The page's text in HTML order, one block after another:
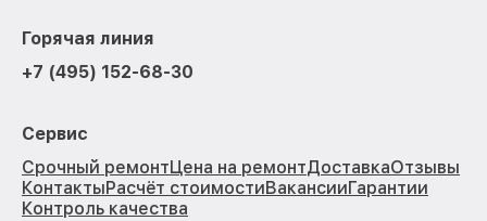
Горячая линия
+7 (495) 152-68-30
Сервис
Срочный ремонтЦена на ремонтДоставкаОтзывы
КонтактыРасчёт стоимостиВакансииГарантии
Контроль качества